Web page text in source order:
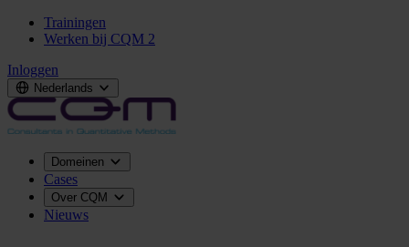
Trainingen
Werken bij CQM 2
Inloggen
Nederlands
Domeinen
Cases
Over CQM
Nieuws